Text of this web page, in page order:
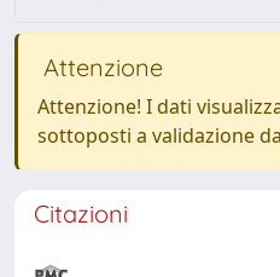
Attenzione
Attenzione! I dati
sottoposti a validazione
Citazioni